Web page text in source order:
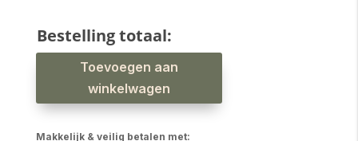
Bestelling totaal:
Babyslab
waterproof
Toevoegen aan
winkelwagen
Makkelijk & veilig betalen met: